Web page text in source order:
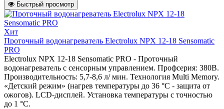
Быстрый просмотр
Хит
Проточный водонагреватель Electrolux NPX 12-18 Sensomatic
PRO
Electrolux NPX 12-18 Sensomatic PRO - Проточный
водонагреватель с сенсорным управлением. Профсерия: 380В.
Производительность: 5,7-8,6 л/ мин. Технология Multi Memory.
«Детский режим» (нагрев температуры до 36 °С - защита от
ожогов). LCD-дисплей. Установка температуры с точностью
до 1 °С.